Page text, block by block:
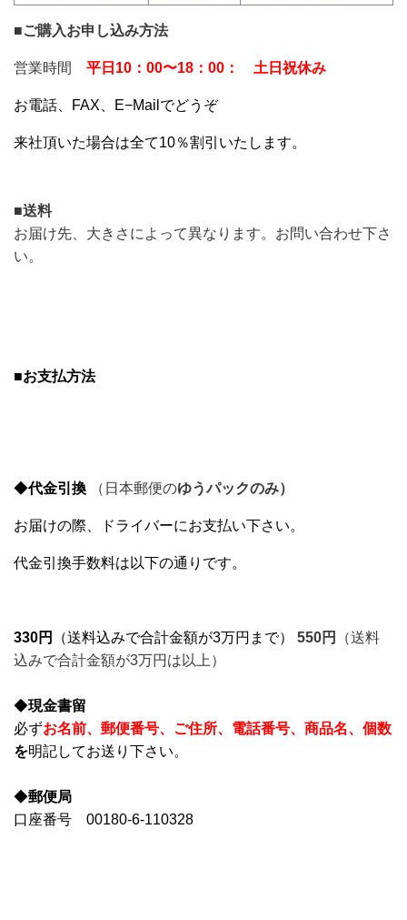
■ご購入お申し込み方法
営業時間 平日10：00〜18：00： 土日祝休み
お電話、FAX、E−Mailでどうぞ
来社頂いた場合は全て10％割引いたします。
■送料
お届け先、大きさによって異なります。お問い合わせ下さ
い。
■お支払方法
◆代金引換 （日本郵便のゆうパックのみ）
お届けの際、ドライバーにお支払い下さい。
代金引換手数料は以下の通りです。
330円 （送料込みで合計金額が3万円まで） 550円
（送料
込みで合計金額が3万円は以上）
◆現金書留
必ずお名前、郵便番号、ご住所、電話番号、商品名、個数
を明記してお送り下さい。
◆郵便局
口座番号 00180-6-110328